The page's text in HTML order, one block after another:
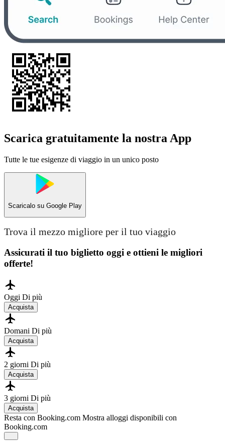
Scarica gratuitamente la nostra App
Tutte le tue esigenze di viaggio in un unico posto
Scaricalo su Google Play
Trova il mezzo migliore per il tuo viaggio
Assicurati il ​​tuo biglietto oggi e ottieni le migliori
offerte!
Oggi Di più
Acquista
Domani Di più
Acquista
2 giorni Di più
Acquista
3 giorni Di più
Acquista
Resta con Booking.com Mostra alloggi disponibili con
Booking.com